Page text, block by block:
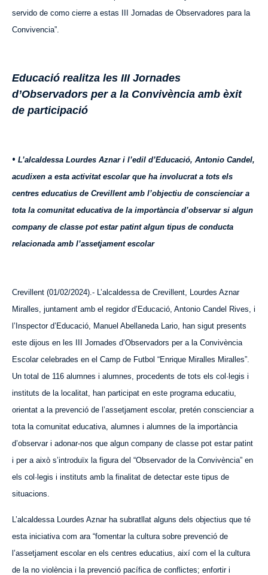
servido de como cierre a estas III Jornadas de Observadores para la
Convivencia”.
Educació realitza les III Jornades
d’Observadors per a la Convivència amb èxit
de participació
• L’alcaldessa Lourdes Aznar i l’edil d’Educació, Antonio Candel,
acudixen a esta activitat escolar que ha involucrat a tots els
centres educatius de Crevillent amb l’objectiu de conscienciar a
tota la comunitat educativa de la importància d’observar si algun
company de classe pot estar patint algun tipus de conducta
relacionada amb l’assetjament escolar
Crevillent (01/02/2024).- L’alcaldessa de Crevillent, Lourdes Aznar
Miralles, juntament amb el regidor d’Educació, Antonio Candel Rives, i
l’Inspector d’Educació, Manuel Abellaneda Lario, han sigut presents
este dijous en les III Jornades d’Observadors per a la Convivència
Escolar celebrades en el Camp de Futbol “Enrique Miralles Miralles”.
Un total de 116 alumnes i alumnes, procedents de tots els col·legis i
instituts de la localitat, han participat en este programa educatiu,
orientat a la prevenció de l’assetjament escolar, pretén conscienciar a
tota la comunitat educativa, alumnes i alumnes de la importància
d’observar i adonar-nos que algun company de classe pot estar patint
i per a això s’introduïx la figura del “Observador de la Convivència” en
els col·legis i instituts amb la finalitat de detectar este tipus de
situacions.
L’alcaldessa Lourdes Aznar ha subratllat alguns dels objectius que té
esta iniciativa com ara “fomentar la cultura sobre prevenció de
l’assetjament escolar en els centres educatius, així com el la cultura
de la no violència i la prevenció pacífica de conflictes; enfortir i